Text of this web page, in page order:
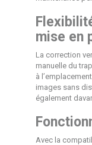
mise en
La correction
manuelle du
à
images sans
également
Avec la